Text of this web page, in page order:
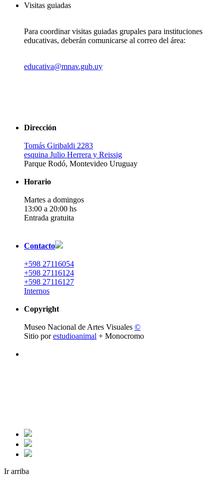
Visitas guiadas
Para coordinar visitas guiadas grupales para instituciones
educativas, deberán comunicarse al correo del área:
educativa@mnav.gub.uy
Dirección
Tomás Giribaldi 2283
esquina Julio Herrera y Reissig
Parque Rodó, Montevideo Uruguay
Horario
Martes a domingos
13:00 a 20:00 hs
Entrada gratuita
Contacto
+598 27116054
+598 27116124
+598 27116127
Internos
Copyright
Museo Nacional de Artes Visuales ©
Sitio porestudioanimal + Monocromo
Ir arriba